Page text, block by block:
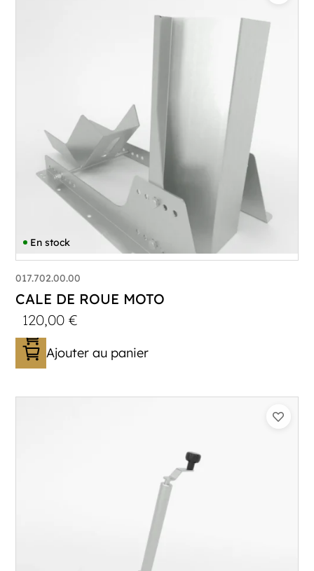
En stock
017.702.00.00
CALE DE ROUE MOTO
120,00€
Ajouter au panier